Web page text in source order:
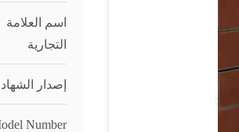
اسم العلامة
التجارية
إصدار
Number